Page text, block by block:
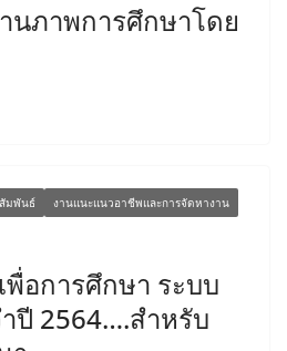
นภาพการศึกษาโดย
มพันธ์ งานแนะแนวอาชีพและการจัดหางาน
อการศึกษา ระบบ
ปี 2564….สำหรับ